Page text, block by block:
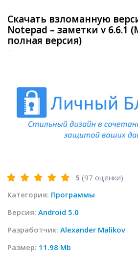
Скачать взломанную
Notepad – заметки v 6.6.1
полная версия)
5 (97 оценки)
Категория: Программы
Версия: Android 5.0
Разработчик: Alexander Malikov
Размер: 11.98 Mb